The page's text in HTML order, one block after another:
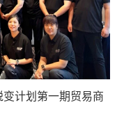
计划第一期贸易商